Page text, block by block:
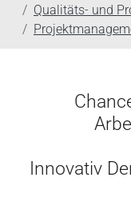
Qualitäts- und
Innovativ